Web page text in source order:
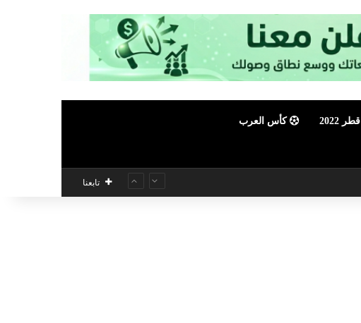
قطر 2022 كأس العرب
تابعنا